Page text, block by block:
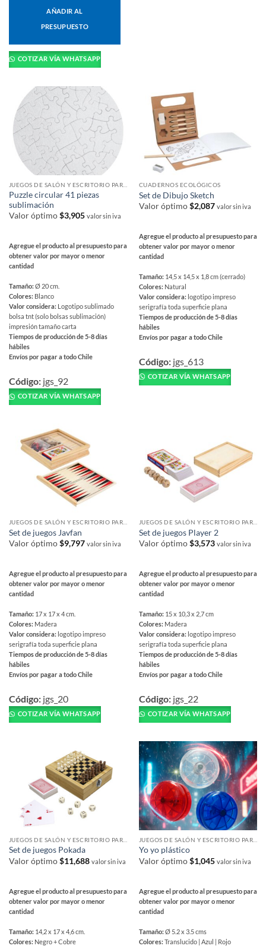
AÑADIR AL
PRESUPUESTO
COTIZAR VÍA WHATSAPP
producto
Puzzle circular 41 piezas
sublimación
Valor óptimo$3,905 valor sin iva
Agregue el producto al presupuesto para
obtener valor por mayor o menor
cantidad
Tamaño:Ø 20 cm.
Colores: Blanco
Valor considera: Logotipo sublimado
bolsa tnt (solo bolsas sublimación)
impresión tamaño carta
Tiempos de producción de 5-8 días
hábiles
Envíos por pagar a todo Chile
producto
tiene
múltiples
opciones
de
producto
Código: jgs_92
COTIZAR VÍA WHATSAPP
CUADERNOS ECOLÓGICOS
Set de Dibujo Sketch
Valor óptimo$2,087 valor sin iva
Agregue el producto al presupuesto para
obtener valor por mayor o menor
cantidad
Tamaño: 14,5 x 14,5 x 1,8 cm (cerrado)
Colores: Natural
Valor considera: logotipo impreso
serigrafía toda superficie plana
Tiempos de producción de 5-8 días
hábiles
Envíos por pagar a todo Chile
producto
tiene
múltiples
pueden
elegir
en
producto
Código: jgs_613
COTIZAR VÍA WHATSAPP
Set de juegos Javfan
Valor óptimo$9,797 valor sin iva
Agregue el producto al presupuesto para
obtener valor por mayor o menor
cantidad
Tamaño: 17 x 17 x 4 cm.
Colores: Madera
Valor considera: logotipo impreso
serigrafía toda superficie plana
Tiempos de producción de 5-8 días
hábiles
Envíos por pagar a todo Chile
producto
tiene
múltiples
pueden
de
producto
Código: jgs_20
COTIZAR VÍA WHATSAPP
Set de juegos Player 2
Valor óptimo$3,573 valor sin iva
Agregue el producto al presupuesto para
obtener valor por mayor o menor
cantidad
Tamaño: 15 x 10,3 x 2,7 cm
Colores: Madera
Valor considera: logotipo impreso
serigrafía toda superficie plana
Tiempos de producción de 5-8 días
hábiles
Envíos por pagar a todo Chile
producto
tiene
múltiples
Las
opciones
se
pueden
elegir
en
la
de
producto
Código: jgs_22
COTIZAR VÍA WHATSAPP
Set de juegos Pokada
Valor óptimo$11,688 valor sin iva
Agregue el producto al presupuesto para
obtener valor por mayor o menor
cantidad
Tamaño: 14,2 x 17 x 4,6 cm.
Colores: Negro + Cobre
Yo yo plástico
Valor óptimo$1,045 valor sin iva
Agregue el producto al presupuesto para
obtener valor por mayor o menor
cantidad
Tamaño:Ø 5.2 x 3.5 cms
Colores:Translucido | Azul | Rojo